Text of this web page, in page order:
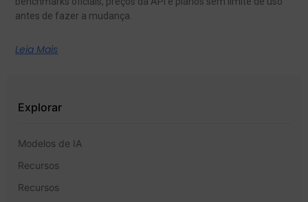
antes de fazer a mudança.
Leia Mais
Explorar
Modelos de IA
Recursos
Recursos